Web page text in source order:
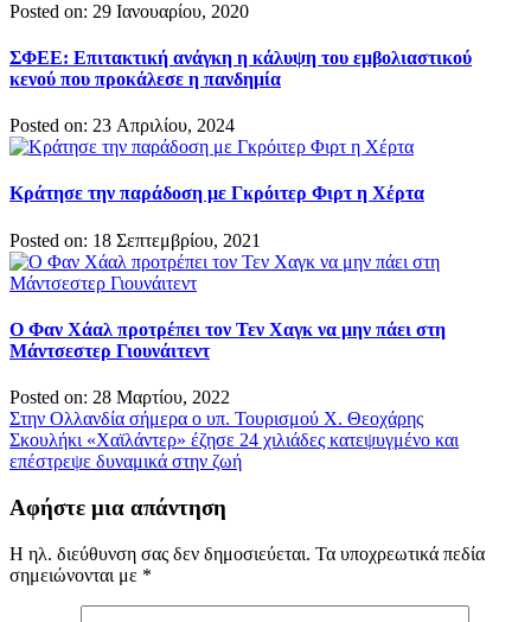
Posted on: 29 Ιανουαρίου, 2020
ΣΦΕΕ: Επιτακτική ανάγκη η κάλυψη του εμβολιαστικού
κενού που προκάλεσε η πανδημία
Posted on: 23 Απριλίου, 2024
Κράτησε την παράδοση με Γκρόιτερ Φιρτ η Χέρτα
Posted on: 18 Σεπτεμβρίου, 2021
Ο Φαν Χάαλ προτρέπει τον Τεν Χαγκ να μην πάει στη
Μάντσεστερ Γιουνάιτεντ
Posted on: 28 Μαρτίου, 2022
Πλοήγηση
άρθρων
Στην Ολλανδία σήμερα ο υπ. Τουρισμού Χ. Θεοχάρης
Σκουλήκι «Χαϊλάντερ» έζησε 24 χιλιάδες κατεψυγμένο και
επέστρεψε δυναμικά στην ζωή
Αφήστε μια απάντηση
Η ηλ. διεύθυνση σας δεν δημοσιεύεται. Τα υποχρεωτικά πεδία
σημειώνονται με *